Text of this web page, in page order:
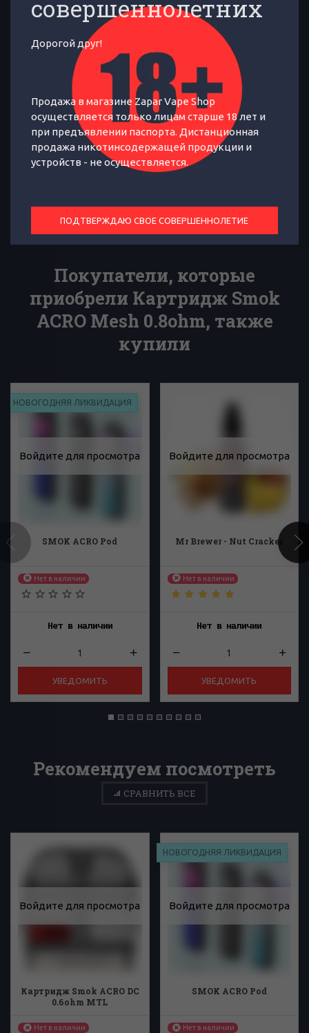
Оригинальный картридж для Smok
ACRO Mesh 0.8ohm
ХАРАКТЕРИСТИКИ ОТЗЫВЫ
Совместимость: Smok ACRO
Покупатели, которые
приобрели Картридж Smok
ACRO Mesh 0.8ohm, также
купили
НОВОГОДНЯЯ ЛИКВИДАЦИЯ
Войдите для просмотра
SMOK ACRO Pod
Нет в наличии
Нет в наличии
УВЕДОМИТЬ
Войдите для просмотра
Mr Brewer - Nut Cracker
Нет в наличии
Нет в наличии
УВЕДОМИТЬ
Рекомендуем посмотреть
СРАВНИТЬ ВСЕ
Войдите для просмотра
Картридж Smok ACRO DC
0.6ohm MTL
Нет в наличии
НОВОГОДНЯЯ ЛИКВИДАЦИЯ
Войдите для просмотра
SMOK ACRO Pod
Нет в наличии
совершеннолетних
Дорогой друг!
Продажа в магазине Zapar Vape Shop
осуществляется только лицам старше 18 лет и
при предъявлении паспорта. Дистанционная
продажа никотинсодержащей продукции и
устройств - не осуществляется.
ПОДТВЕРЖДАЮ СВОЕ СОВЕРШЕННОЛЕТИЕ